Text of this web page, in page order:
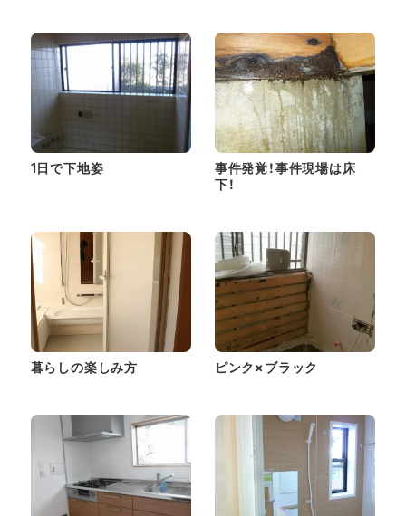
1日で下地姿
事件発覚！事件現場は床
下！
暮らしの楽しみ方 ピンク×ブラック